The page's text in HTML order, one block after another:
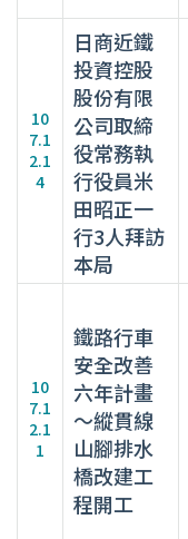
10
7.1
2.1
4
日商近鐵
投資控股
股份有限
公司取締
役常務執
行役員米
田昭正一
行3人拜訪
本局
10
7.1
2.1
1
鐵路行車
安全改善
六年計畫
～縱貫線
山腳排水
橋改建工
程開工